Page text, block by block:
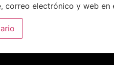
correo electrónico y web